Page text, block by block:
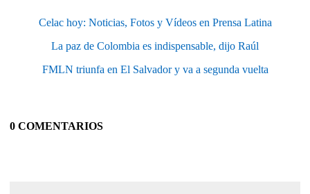
Celac hoy: Noticias, Fotos y Vídeos en Prensa Latina
La paz de Colombia es indispensable, dijo Raúl
FMLN triunfa en El Salvador y va a segunda vuelta
0 COMENTARIOS